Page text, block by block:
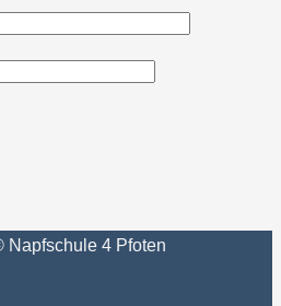
4 Pfoten